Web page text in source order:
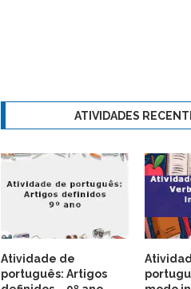
ATIVIDADES
Atividade de
português: Artigos